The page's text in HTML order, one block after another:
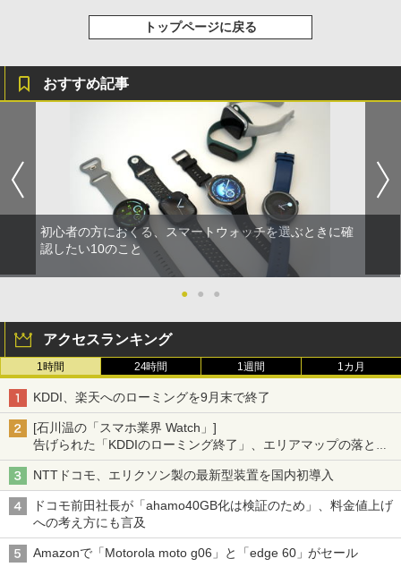
トップページに戻る
おすすめ記事
初心者の方におくる、スマートウォッチを選ぶときに確
認したい10のこと
● ● ●
アクセスランキング
1時間 24時間 1週間 1カ月
KDDI、楽天へのローミングを9月末で終了
[石川温の「スマホ業界 Watch」]
告げられた「KDDIのローミング終了」、エリアマップの落とし
穴と楽天モバイルの課題
NTTドコモ、エリクソン製の最新型装置を国内初導入
ドコモ前田社長が「ahamo40GB化は検証のため」、料金値上げ
への考え方にも言及
Amazonで「Motorola moto g06」と「edge 60」がセール